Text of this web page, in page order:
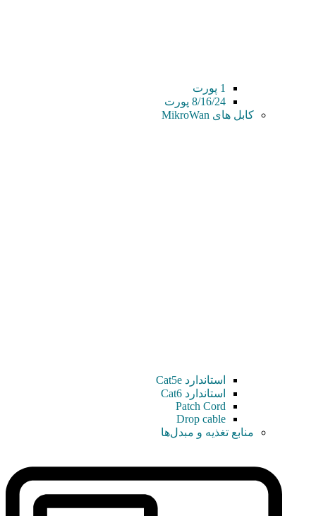
1 پورت
8/16/24 پورت
کابل های MikroWan
استاندارد Cat5e
استاندارد Cat6
Patch Cord
Drop cable
منابع تغذیه و مبدل‌ها